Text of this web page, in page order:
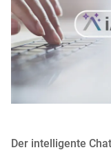
Der intelligente